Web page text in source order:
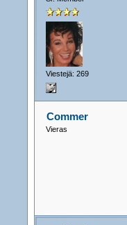
Viestejä: 269
Commer
Vieras